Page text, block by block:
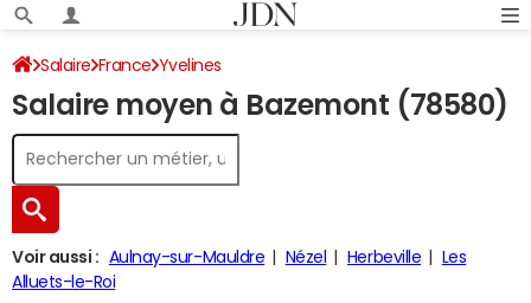
Salaire France Yvelines
Salaire moyen à Bazemont (78580)
Voir aussi : Aulnay-sur-Mauldre Nézel Herbeville
Les
Alluets-le-Roi